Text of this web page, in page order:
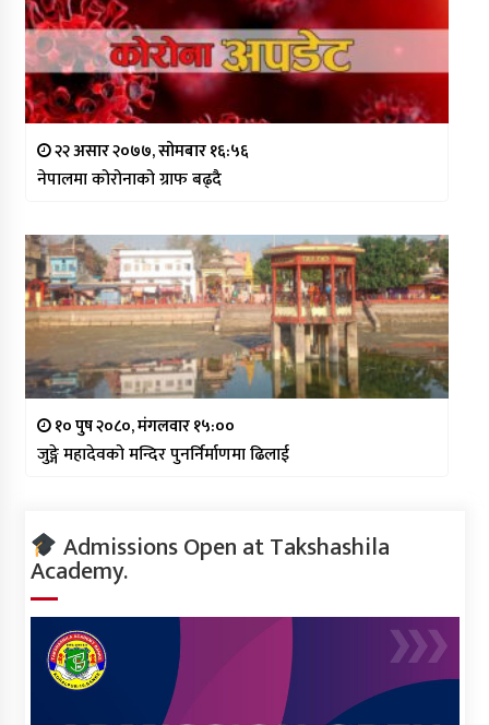
२२ असार २०७७, सोमबार १६:५६
नेपालमा कोरोनाको ग्राफ बढ्दै
१० पुष २०८०, मंगलवार १५:००
जुङ्गे महादेवको मन्दिर पुनर्निर्माणमा ढिलाई
Admissions Open at Takshashila
Academy.